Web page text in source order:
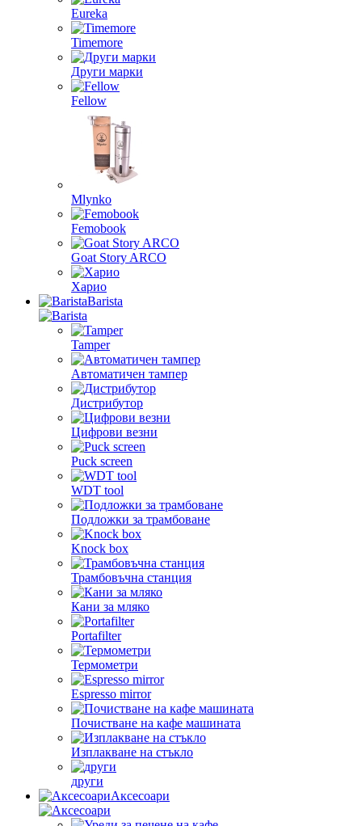
Eureka
Timemore
Други марки
Fellow
Mlynko
Femobook
Goat Story ARCO
Харио
Barista
Tamper
Автоматичен тампер
Дистрибутор
Цифрови везни
Puck screen
WDT tool
Подложки за трамбоване
Knock box
Трамбовъчна станция
Кани за мляко
Portafilter
Термометри
Espresso mirror
Почистване на кафе машината
Изплакване на стъкло
други
Аксесоари